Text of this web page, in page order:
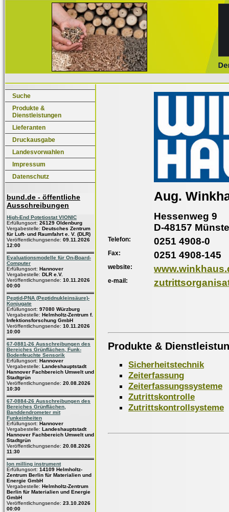
Suche
Produkte &
Dienstleistungen
Lieferanten
Druckausgabe
Landesvorwahlen
Impressum
Datenschutz
bund.de - öffentliche
Ausschreibungen
High-End Potetiostat VIONIC
Erfüllungsort: 26129 Oldenburg
Vergabestelle: Deutsches Zentrum
für Luft- und Raumfahrt e. V. (DLR)
Veröffentlichungsende: 09.11.2026
12:00
Evaluationsmodelle für On-Board-
Computer
Erfüllungsort: Hannover
Vergabestelle: DLR e.V.
Veröffentlichungsende: 10.11.2026
00:00
Peptid-PNA (Peptidnukleinsäure)-
Konjugate
Erfüllungsort: 97080 Würzburg
Vergabestelle: Helmholtz-Zentrum f.
Infektionsforschung GmbH
Veröffentlichungsende: 10.11.2026
10:00
67-0881-26 Ausschreibungen des
Bereiches Grünflächen, Funk-
Bodenfeuchte Sensorik
Erfüllungsort: Hannover
Vergabestelle: Landeshauptstadt
Hannover Fachbereich Umwelt und
Stadtgrün
Veröffentlichungsende: 20.08.2026
10:30
67-0884-26 Ausschreibungen des
Bereiches Grünflächen,
Banddendrometer mit
Funkeinheiten
Erfüllungsort: Hannover
Vergabestelle: Landeshauptstadt
Hannover Fachbereich Umwelt und
Stadtgrün
Veröffentlichungsende: 20.08.2026
11:30
Ion milling instrument
Erfüllungsort: 14109 Helmholtz-
Zentrum Berlin für Materialien und
Energie GmbH
Vergabestelle: Helmholtz-Zentrum
Berlin für Materialien und Energie
GmbH
Veröffentlichungsende: 23.10.2026
00:00
Aug.
Hessenweg 9
D-48157
Telefon: 0251 4908-0
Fax: 0251 4908-145
website:
e-mail:
Produkte &
Sicherheitstechnik
Zeiterfassung
Zeiterfassungssysteme
Zutrittskontrolle
Zutrittskontrollsysteme